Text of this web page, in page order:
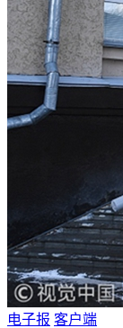
电子报 客户端